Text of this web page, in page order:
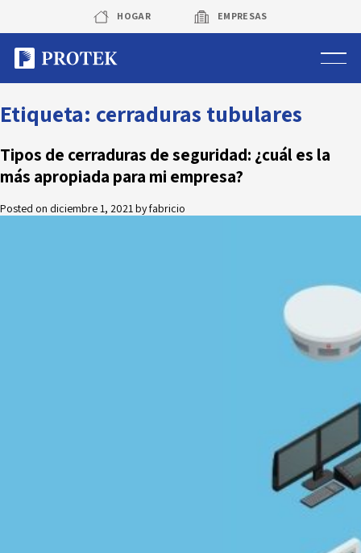
content
HOGAR EMPRESAS
Sistema de alarmas
Sistema de cámaras
Etiqueta: cerraduras tubulares
Tipos de cerraduras de seguridad: ¿cuál es la
más apropiada para mi empresa?
Posted on diciembre 1, 2021byfabricio